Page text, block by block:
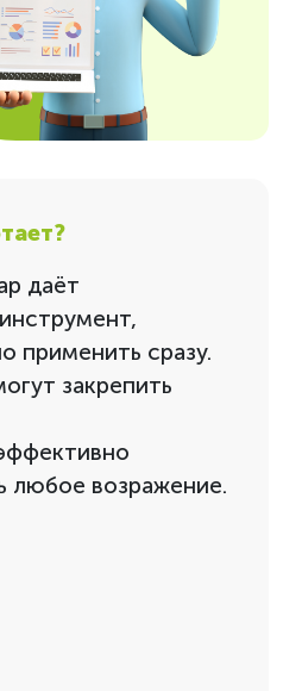
даёт
применить сразу.
закрепить
любое возражение.